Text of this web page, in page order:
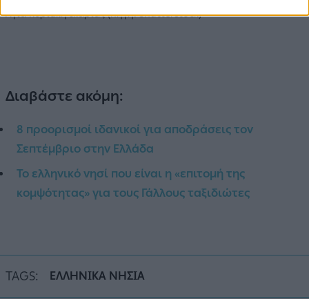
Αγία Κυριακή Ικαρίας (πηγή: Shutterstock)
Διαβάστε ακόμη:
8 προορισμοί ιδανικοί για αποδράσεις τον
Σεπτέμβριο στην Ελλάδα
Το ελληνικό νησί που είναι η «επιτομή της
κομψότητας» για τους Γάλλους ταξιδιώτες
TAGS: ΕΛΛΗΝΙΚΑ ΝΗΣΙΑ